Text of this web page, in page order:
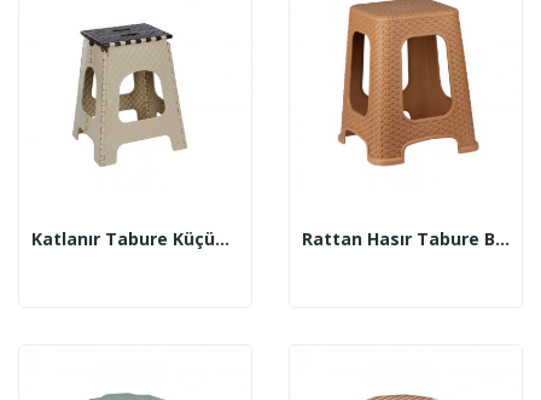
Katlanır Tabure Küçük - Büyük Rattan Hasır Tabure Büyük 7 Küçük